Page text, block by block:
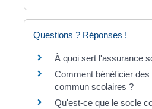
Questions ? Réponses !
À quoi sert l'assurance
Comment bénéficier
commun scolaires ?
Qu'est-ce que le socle